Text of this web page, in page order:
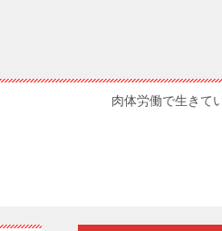
肉体労働で生きて